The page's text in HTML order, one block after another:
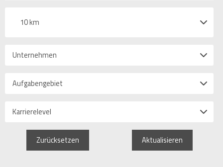
10 km
Unternehmen
Aufgabengebiet
Karrierelevel
Zurücksetzen Aktualisieren